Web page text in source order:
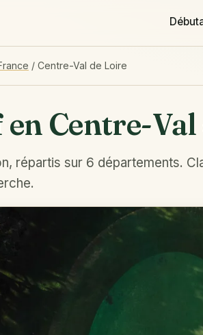
/ Centre-Val de Loire
Centre-
répartis sur 6 départements.